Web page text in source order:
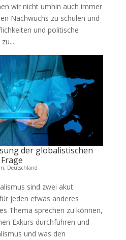
wir nicht umhin auch immer
Nachwuchs zu schulen und
und politische
der globalistischen
Frage
, Deutschland
sind zwei akut
jeden etwas anderes
Thema sprechen zu können,
Exkurs durchführen und
und was den